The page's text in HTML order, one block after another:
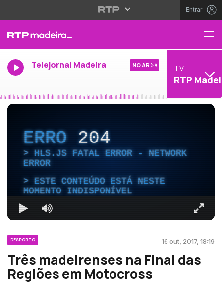
Entrar
Telejornal Madeira NO AR TV
RTP
ERRO204
HLS.JS FATAL ERROR - NETWORK
ERROR
ESTE CONTEÚDO ESTÁ NESTE
MOMENTO INDISPONÍVEL
DESPORTO 16 out, 2017, 18:19
Três madeirenses na Final das
Regiões em Motocross